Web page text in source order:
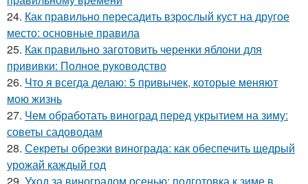
24. Как правильно пересадить взрослый куст на другое
место: основные правила
25. Как правильно заготовить черенки яблони для
прививки: Полное руководство
26. Что я всегда делаю: 5 привычек, которые меняют
мою жизнь
27. Чем обработать виноград перед укрытием на зиму:
советы садоводам
28. Секреты обрезки винограда: как обеспечить щедрый
урожай каждый год